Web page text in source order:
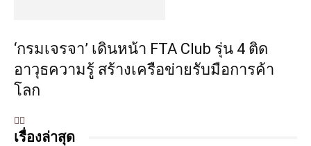
‘กรมเจรจา’ เดินหน้า FTA Club รุ่น 4 ติด
อาวุธความรู้ สร้างเครือข่ายรับมือการค้า
โลก
เรื่องล่าสุด